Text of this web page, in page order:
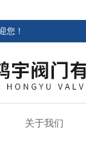
您！
关于我们